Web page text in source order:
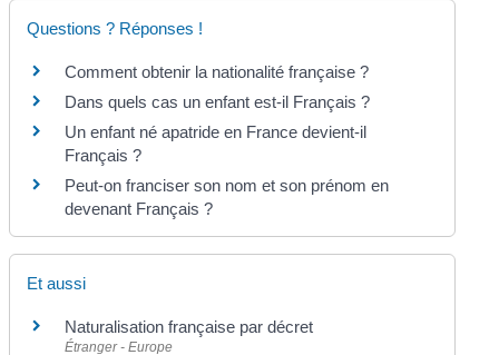
Questions ? Réponses !
Comment obtenir la nationalité française ?
Dans quels cas un enfant est-il Français ?
Un enfant né apatride en France devient-il
Français ?
Peut-on franciser son nom et son prénom en
devenant Français ?
Et aussi
Naturalisation française par décret
Étranger - Europe